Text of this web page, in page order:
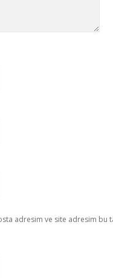
adresim ve site adresim bu